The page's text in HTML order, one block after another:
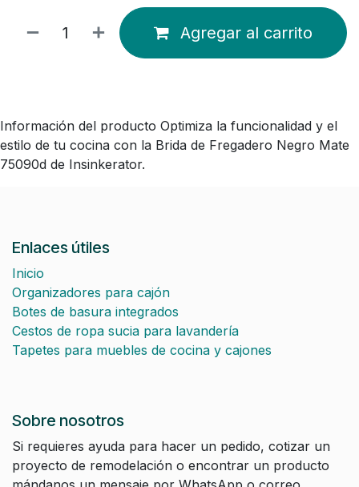
Agregar al carrito
Información del producto Optimiza la funcionalidad y el
estilo de tu cocina con la Brida de Fregadero Negro Mate
75090d de Insinkerator.
Enlaces útiles
Inicio
Organizadores para cajón
Botes de basura integrados
Cestos de ropa sucia para lavandería
Tapetes para muebles de cocina y cajones
Sobre nosotros
Si requieres ayuda para hacer un pedido, cotizar un
proyecto de remodelación o encontrar un producto